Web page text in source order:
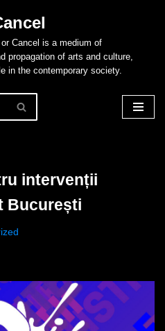
Cancel is a medium of
propagation of arts and culture,
in the contemporary society.
intervenții
București